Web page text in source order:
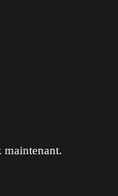
maintenant.